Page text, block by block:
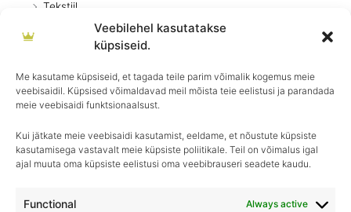
Veebilehel kasutatakse
küpsiseid.
Me kasutame küpsiseid, et tagada teile parim võimalik kogemus meie
veebisaidil. Küpsised võimaldavad meil mõista teie eelistusi ja parandada
meie veebisaidi funktsionaalsust.
Kui jätkate meie veebisaidi kasutamist, eeldame, et nõustute küpsiste
kasutamisega vastavalt meie küpsiste poliitikale. Teil on võimalus igal
ajal muuta oma küpsiste eelistusi oma veebibrauseri seadete kaudu.
Functional Always active
Tekstiil
Õhuvärskendajad
Üldpuhastus
Dosaatorid
Betoonieemaldaja
Igapäevane hooldus, ületamatu sära–